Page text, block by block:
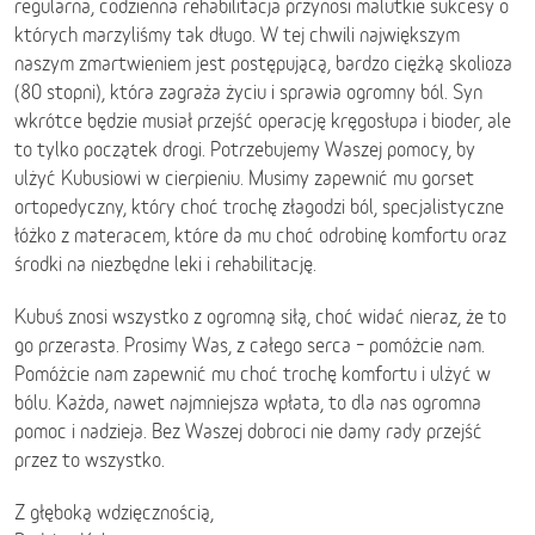
regularna, codzienna rehabilitacja przynosi malutkie sukcesy o
których marzyliśmy tak długo. W tej chwili największym
naszym zmartwieniem jest postępującą, bardzo ciężką skolioza
(80 stopni), która zagraża życiu i sprawia ogromny ból. Syn
wkrótce będzie musiał przejść operację kręgosłupa i bioder, ale
to tylko początek drogi. Potrzebujemy Waszej pomocy, by
ulżyć Kubusiowi w cierpieniu. Musimy zapewnić mu gorset
ortopedyczny, który choć trochę złagodzi ból, specjalistyczne
łóżko z materacem, które da mu choć odrobinę komfortu oraz
środki na niezbędne leki i rehabilitację.
Kubuś znosi wszystko z ogromną siłą, choć widać nieraz, że to
go przerasta. Prosimy Was, z całego serca – pomóżcie nam.
Pomóżcie nam zapewnić mu choć trochę komfortu i ulżyć w
bólu. Każda, nawet najmniejsza wpłata, to dla nas ogromna
pomoc i nadzieja. Bez Waszej dobroci nie damy rady przejść
przez to wszystko.
Z głęboką wdzięcznością,